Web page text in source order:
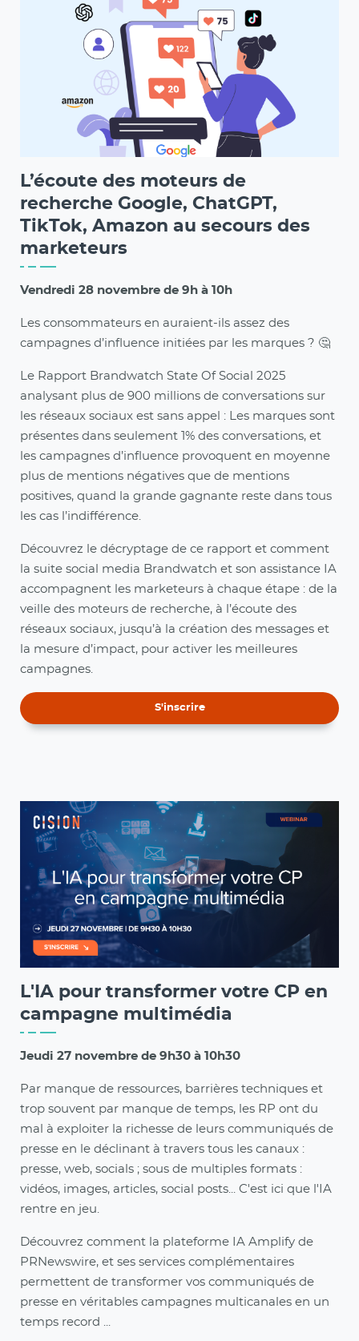
L’écoute des moteurs de
recherche Google, ChatGPT,
TikTok, Amazon au secours des
marketeurs
Vendredi 28 novembre de 9h à 10h
Les consommateurs en auraient-ils assez des
campagnes d’influence initiées par les marques ? 🤔
Le Rapport Brandwatch State Of Social 2025
analysant plus de 900 millions de conversations sur
les réseaux sociaux est sans appel : Les marques sont
présentes dans seulement 1% des conversations, et
les campagnes d’influence provoquent en moyenne
plus de mentions négatives que de mentions
positives, quand la grande gagnante reste dans tous
les cas l’indifférence.
Découvrez le décryptage de ce rapport et comment
la suite social media Brandwatch et son assistance IA
accompagnent les marketeurs à chaque étape : de la
veille des moteurs de recherche, à l’écoute des
réseaux sociaux, jusqu’à la création des messages et
la mesure d’impact, pour activer les meilleures
campagnes.
S'inscrire
L'IA pour transformer votre CP en
campagne multimédia
Jeudi 27 novembre de 9h30 à 10h30
Par manque de ressources, barrières techniques et
trop souvent par manque de temps, les RP ont du
mal à exploiter la richesse de leurs communiqués de
presse en le déclinant à travers tous les canaux :
presse, web, socials ; sous de multiples formats :
vidéos, images, articles, social posts... C'est ici que l'IA
rentre en jeu.
Découvrez comment la plateforme IA Amplify de
PRNewswire, et ses services complémentaires
permettent de transformer vos communiqués de
presse en véritables campagnes multicanales en un
temps record ...